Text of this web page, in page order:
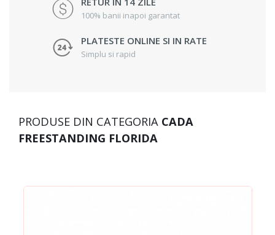
100% banii inapoi garantat
PLATESTE ONLINE SI IN RATE
Simplu si rapid
PRODUSE DIN CATEGORIA CADA
FREESTANDING FLORIDA